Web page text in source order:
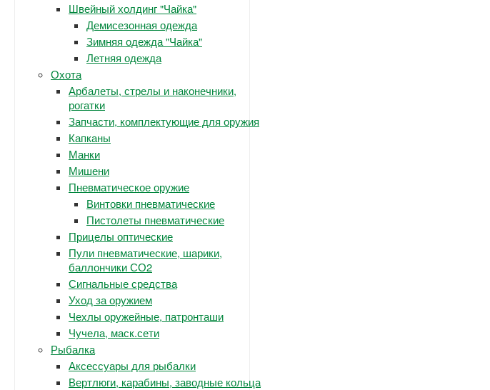
Швейный холдинг "Чайка"
Демисезонная одежда
Зимняя одежда "Чайка"
Летняя одежда
Охота
Арбалеты, стрелы и наконечники,
рогатки
Запчасти, комплектующие для оружия
Капканы
Манки
Мишени
Пневматическое оружие
Винтовки пневматические
Пистолеты пневматические
Прицелы оптические
Пули пневматические, шарики,
баллончики СО2
Сигнальные средства
Уход за оружием
Чехлы оружейные, патронташи
Чучела, маск.сети
Рыбалка
Аксессуары для рыбалки
Вертлюги, карабины, заводные кольца